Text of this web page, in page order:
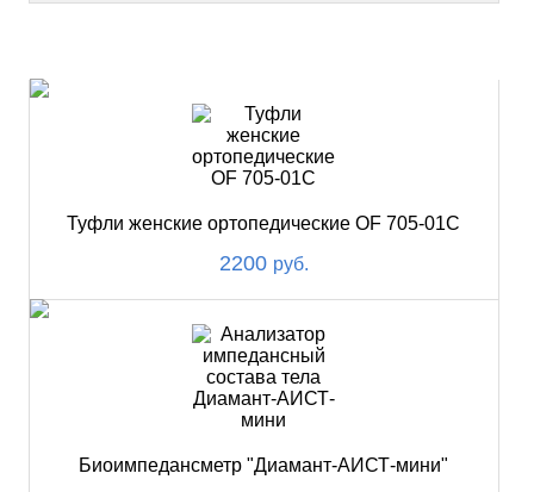
Туфли женские ортопедические OF 705-01С
2200 руб.
Биоимпедансметр "Диамант-АИСТ-мини"